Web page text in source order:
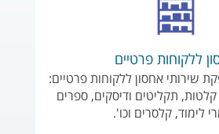
ללקוחות פרטיים
2000 מספקת שירותי אחסון ללקוחות פרטיים:
תקליטים ודיסקים, ספרים
לימוד, קלסרים וכו'.